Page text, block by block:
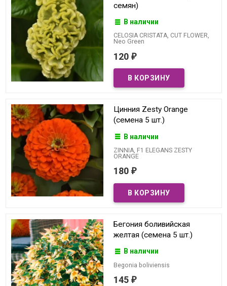
семян)
В наличии
CELOSIA CRISTATA, CUT FLOWER,
Neo Green
120 ₽
Цинния Zesty Orange
(семена 5 шт.)
В наличии
ZINNIA, F1 ELEGANS ZESTY
ORANGE
180 ₽
Бегония боливийская
желтая (семена 5 шт.)
В наличии
Begonia boliviensis
145 ₽